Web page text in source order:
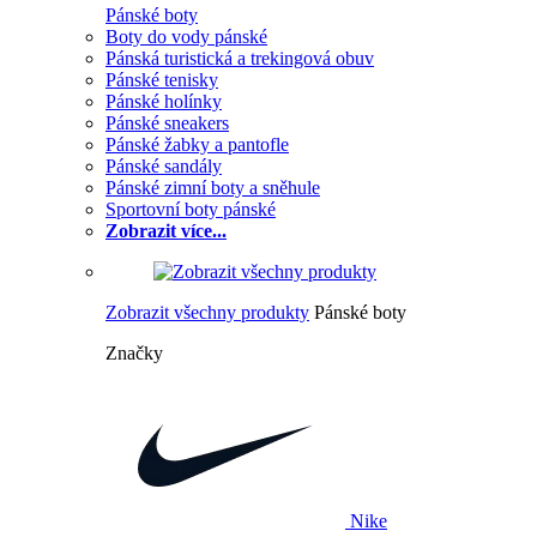
Pánské boty
Boty do vody pánské
Pánská turistická a trekingová obuv
Pánské tenisky
Pánské holínky
Pánské sneakers
Pánské žabky a pantofle
Pánské sandály
Pánské zimní boty a sněhule
Sportovní boty pánské
Zobrazit více...
Zobrazit všechny produkty Pánské boty
Značky
Nike